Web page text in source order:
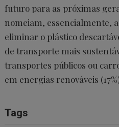
futuro para as próximas
nomeiam, essencialmente,
eliminar o plástico
de transporte mais
transportes públicos ou
em energias renováveis
Tags